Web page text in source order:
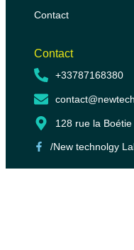
Contact
Contact
+33787168380
128 rue la
/New technolgy